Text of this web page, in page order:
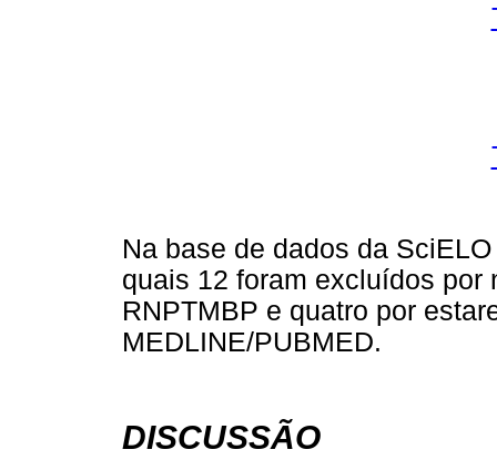
Na base de dados da
quais 12 foram excluídos por
RNPTMBP e quatro por
MEDLINE/PUBMED.
DISCUSSÃO